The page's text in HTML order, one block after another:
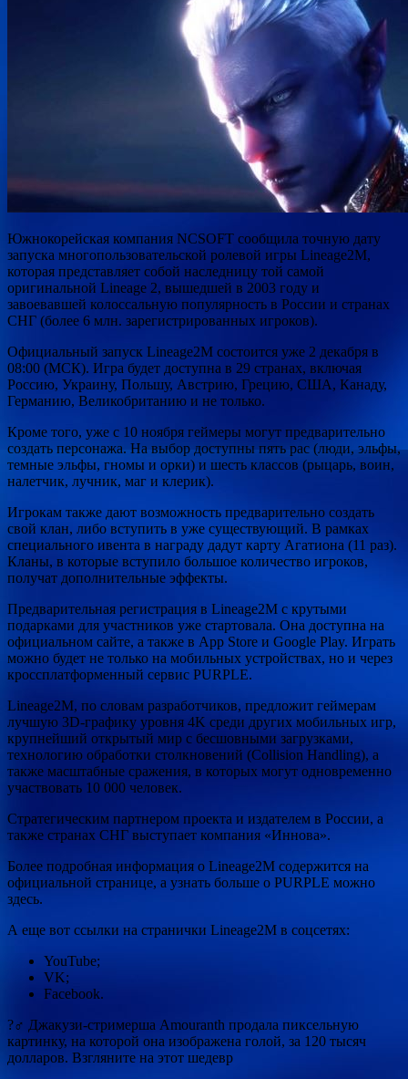
Южнокорейская компания NCSOFT сообщила точную дату
запуска многопользовательской ролевой игры Lineage2M,
которая представляет собой наследницу той самой
оригинальной Lineage 2, вышедшей в 2003 году и
завоевавшей колоссальную популярность в России и странах
СНГ (более 6 млн. зарегистрированных игроков).
Официальный запуск Lineage2M состоится уже 2 декабря в
08:00 (МСК). Игра будет доступна в 29 странах, включая
Россию, Украину, Польшу, Австрию, Грецию, США, Канаду,
Германию, Великобританию и не только.
Кроме того, уже с 10 ноября геймеры могут предварительно
создать персонажа. На выбор доступны пять рас (люди, эльфы,
темные эльфы, гномы и орки) и шесть классов (рыцарь, воин,
налетчик, лучник, маг и клерик).
Игрокам также дают возможность предварительно создать
свой клан, либо вступить в уже существующий. В рамках
специального ивента в награду дадут карту Агатиона (11 раз).
Кланы, в которые вступило большое количество игроков,
получат дополнительные эффекты.
Предварительная регистрация в Lineage2M с крутыми
подарками для участников уже стартовала. Она доступна на
официальном сайте, а также в App Store и Google Play. Играть
можно будет не только на мобильных устройствах, но и через
кроссплатформенный сервис PURPLE.
Lineage2M, по словам разработчиков, предложит геймерам
лучшую 3D-графику уровня 4K среди других мобильных игр,
крупнейший открытый мир с бесшовными загрузками,
технологию обработки столкновений (Collision Handling), а
также масштабные сражения, в которых могут одновременно
участвовать 10 000 человек.
Стратегическим партнером проекта и издателем в России, а
также странах СНГ выступает компания «Иннова».
Более подробная информация о Lineage2M содержится на
официальной странице, а узнать больше о PURPLE можно
здесь.
А еще вот ссылки на странички Lineage2M в соцсетях:
YouTube;
VK;
Facebook.
?‍♂️ Джакузи-стримерша Amouranth продала пиксельную
картинку, на которой она изображена голой, за 120 тысяч
долларов. Взгляните на этот шедевр